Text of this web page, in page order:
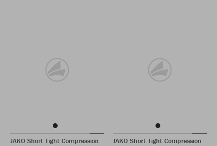
JAKO Short Tight Compression
JAKO Short Tight Compression